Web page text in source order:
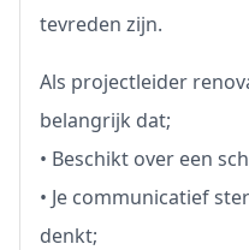
tevreden zijn.
Als projectleider
belangrijk dat;
• Beschikt over een
• Je communicatief
denkt;